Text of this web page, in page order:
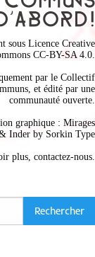
sous Licence Creative
CC-BY-SA 4.0
par le Collectif
, et édité par une
communauté ouverte.
graphique : Mirages
Inder by Sorkin Type
plus, contactez-nous